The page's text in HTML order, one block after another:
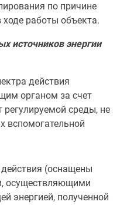
по причине
ходе работы объекта.
источников энергии
действия
органом за счет
регулируемой среды, не
вспомогательной
(оснащены
осуществляющими
энергией, полученной